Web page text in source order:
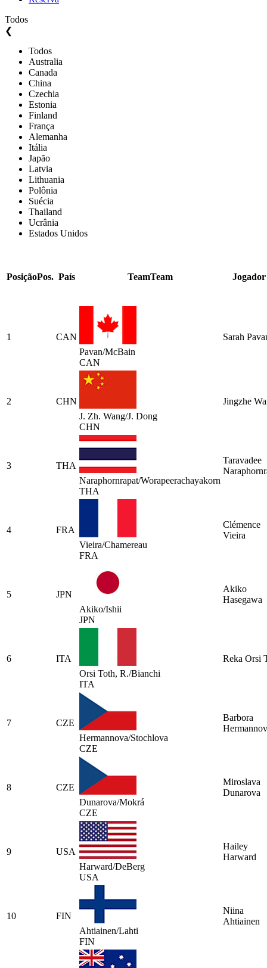
Todos
❮
Todos
Australia
Canada
China
Czechia
Estonia
Finland
França
Alemanha
Itália
Japão
Latvia
Lithuania
Polônia
Suécia
Thailand
Ucrânia
Estados Unidos
PosiçãoPos. País TeamTeam Jogador
1
CAN
Pavan/McBain
CAN
Sarah
2
CHN
J. Zh. Wang/J. Dong
CHN
Jingzhe
3
THA
Naraphornrapat/Worapeerachayakorn
THA
Taravadee
4
FRA
Vieira/Chamereau
FRA
Clémence
Vieira
5
JPN
Akiko/Ishii
JPN
Akiko
Hasegawa
6
ITA
Orsi Toth, R./Bianchi
ITA
Reka Orsi
7
CZE
Hermannova/Stochlova
CZE
Barbora
8
CZE
Dunarova/Mokrá
CZE
Miroslava
Dunarova
9
USA
Harward/DeBerg
USA
Hailey
Harward
10
FIN
Ahtiainen/Lahti
FIN
Niina
Ahtiainen